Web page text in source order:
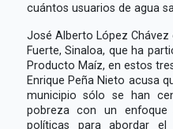
cuántos usuarios de agua
José Alberto López
Fuerte, Sinaloa, que ha
Producto Maíz, en estos
Enrique Peña Nieto acusa
municipio sólo se han
pobreza con un enfoque
políticas para abordar